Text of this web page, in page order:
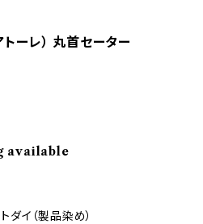
ーレ） 丸首セーター
available
イ（製品染め）